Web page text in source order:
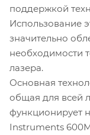
поддержкой
Использование
значительно
необходимости
лазера.
Основная
общая для всей
функционирует
Instruments